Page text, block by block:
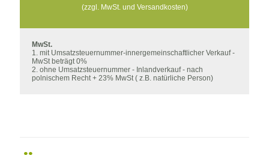
(zzgl. MwSt. und Versandkosten)
MwSt.
1. mit Umsatzsteuernummer-innergemeinschaftlicher Verkauf -
MwSt beträgt 0%
2. ohne Umsatzsteuernummer - Inlandverkauf - nach
polnischem Recht + 23% MwSt ( z.B. natürliche Person)